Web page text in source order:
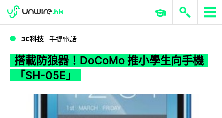
WWDC 2026 ERP 與商業 AI
3C科技 手提電話
搭載防狼器！DoCoMo 推小學生向手機
「SH-05E」